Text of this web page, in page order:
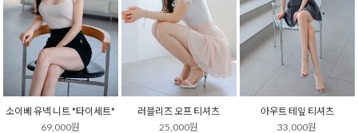
소이베 유넥 니트 *타이세트*
69,000원
러블리즈 오프 티셔츠
25,000원
아우트 테잎 티셔츠
33,000원